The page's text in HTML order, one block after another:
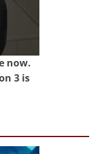
now.
3 is